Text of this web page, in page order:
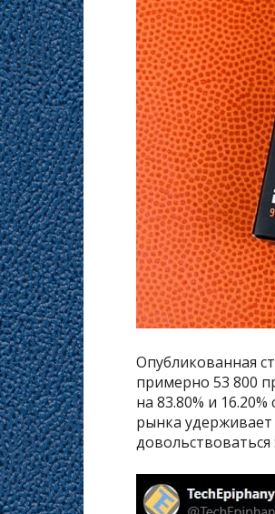
Опубликованная
примерно 53 800
на 83.80% и
рынка удерживает
довольствоваться